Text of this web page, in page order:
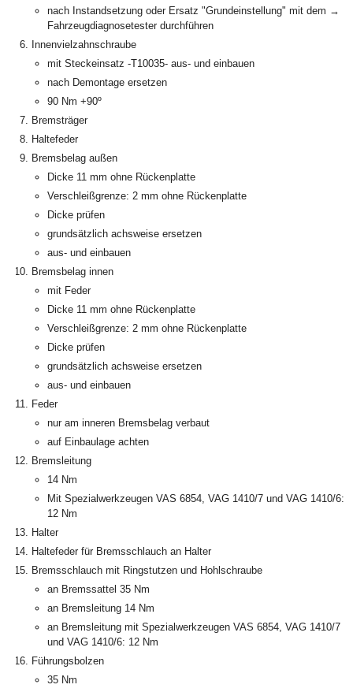
nach Instandsetzung oder Ersatz "Grundeinstellung" mit dem →
Fahrzeugdiagnosetester durchführen
Innenvielzahnschraube
mit Steckeinsatz -T10035- aus- und einbauen
nach Demontage ersetzen
90 Nm +90º
Bremsträger
Haltefeder
Bremsbelag außen
Dicke 11 mm ohne Rückenplatte
Verschleißgrenze: 2 mm ohne Rückenplatte
Dicke prüfen
grundsätzlich achsweise ersetzen
aus- und einbauen
Bremsbelag innen
mit Feder
Dicke 11 mm ohne Rückenplatte
Verschleißgrenze: 2 mm ohne Rückenplatte
Dicke prüfen
grundsätzlich achsweise ersetzen
aus- und einbauen
Feder
nur am inneren Bremsbelag verbaut
auf Einbaulage achten
Bremsleitung
14 Nm
Mit Spezialwerkzeugen VAS 6854, VAG 1410/7 und VAG 1410/6:
12 Nm
Halter
Haltefeder für Bremsschlauch an Halter
Bremsschlauch mit Ringstutzen und Hohlschraube
an Bremssattel 35 Nm
an Bremsleitung 14 Nm
an Bremsleitung mit Spezialwerkzeugen VAS 6854, VAG 1410/7
und VAG 1410/6: 12 Nm
Führungsbolzen
35 Nm